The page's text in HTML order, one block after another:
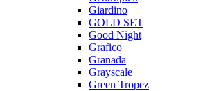
Giardino
GOLD SET
Good Night
Grafico
Granada
Grayscale
Green Tropez